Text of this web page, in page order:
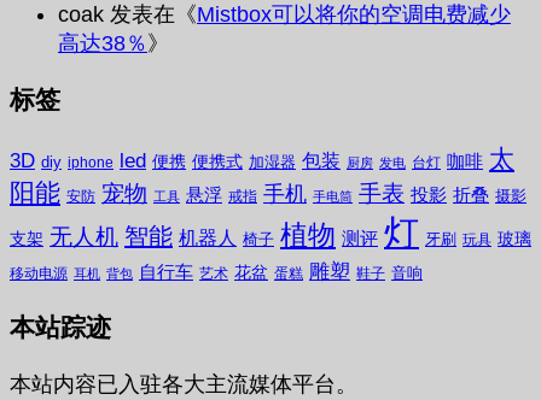
coak 发表在《Mistbox可以将你的空调电费减少
高达38％》
标签
3D diy iphone led 便携 便携式 加湿器 包装 厨房 发电 台灯 咖啡 太
阳能 安防 宠物 工具 悬浮 戒指 手机 手电筒 手表 投影 折叠 摄影
支架 无人机 智能 机器人 椅子 植物 测评 灯 牙刷 玩具 玻璃
移动电源 耳机 背包 自行车 艺术 花盆 蛋糕 雕塑 鞋子 音响
本站踪迹
本站内容已入驻各大主流媒体平台。